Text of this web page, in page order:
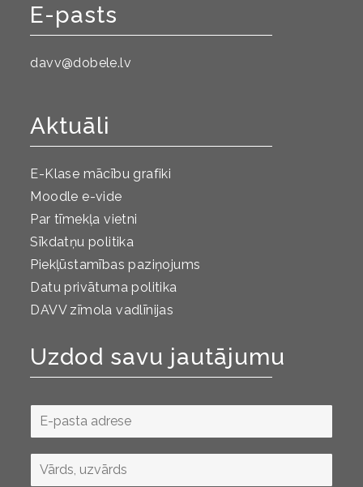
E-pasts
davv@dobele.lv
Aktuāli
E-Klase mācību grafiki
Moodle e-vide
Par tīmekļa vietni
Sīkdatņu politika
Piekļūstamības paziņojums
Datu privātuma politika
DAVV zīmola vadlīnijas
Uzdod savu jautājumu